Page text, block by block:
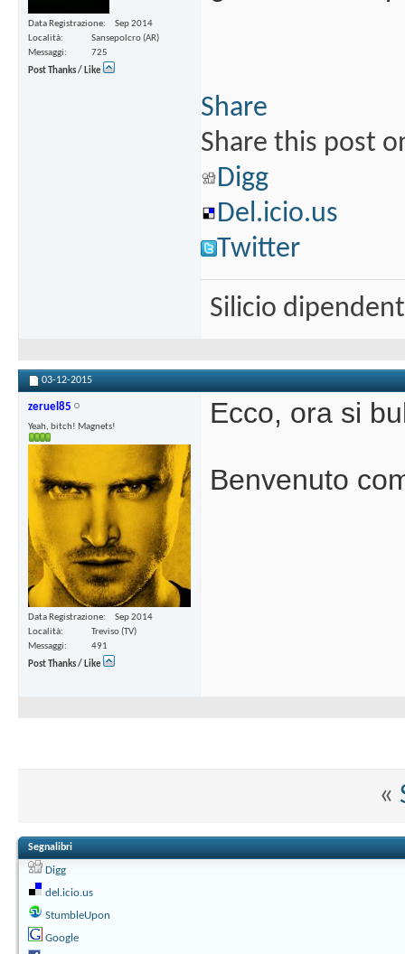
Data Registrazione
Sep 2014
Località
Sansepolcro (AR)
Messaggi
725
Post Thanks / Like
Share
Share this post
Digg
Del.icio.us
Twitter
Silicio
03-12-2015
zeruel85
Yeah, bitch! Magnets!
Data Registrazione
Sep 2014
Località
Treviso (TV)
Messaggi
491
Post Thanks / Like
Ecco, ora si
Benvenuto
«
Segnalibri
Digg
del.icio.us
StumbleUpon
Google